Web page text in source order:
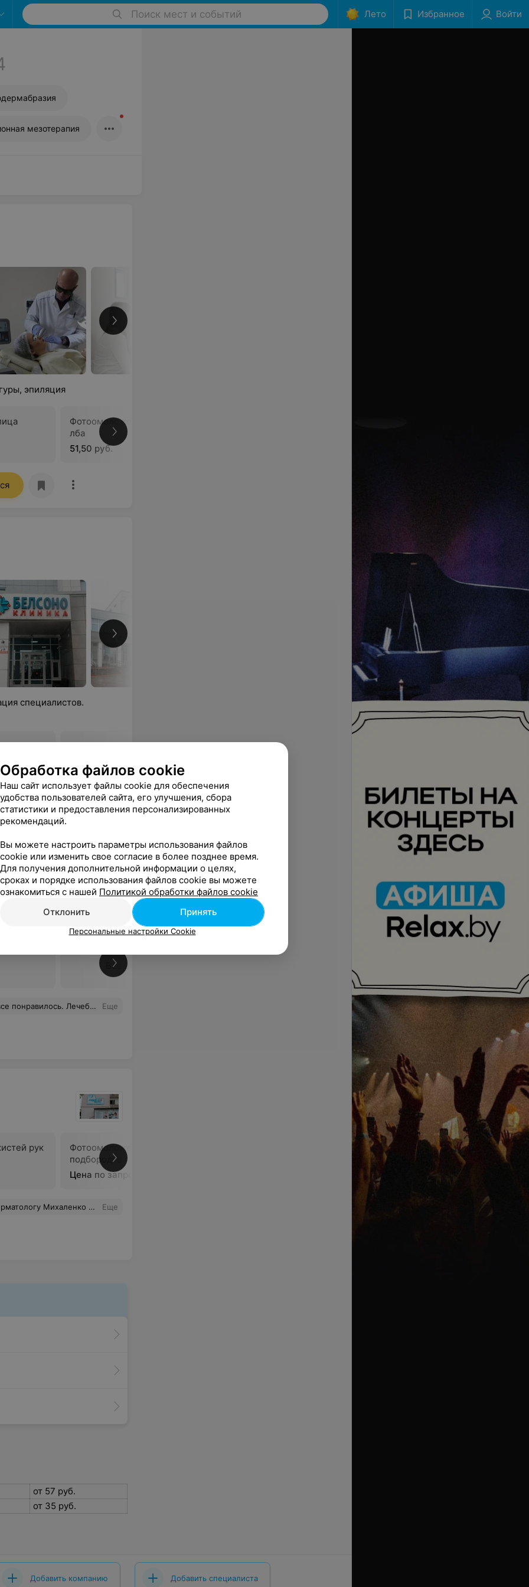
Поиск мест и событий Лето Избранное Войти
мезотерапия
эпиляция
Фотоомоложение в области
лба
51,50 руб.
Подробнее
специалистов.
Фотоомоложение области
уточняйте
Фотоомоложение передней
уточняйте
но зависит больше от людей, которые туда обращаются!
Все цены
Все цены
на процедуры спокойно, а детей в игровую комнату на час отдать можно было. Хотя бы на летний период. Вот читала в отзывах, что мало рекламы. Да по сравнению с тем, что раньше в интернете вообще не было ни какой информации об этом санатории, то сейчас сразу нашла всё, что нужно. Наконец-то руководство решило идти в ногу со временем. Респект за это. А, в общем, впечатление от отдыха сложилось хорошее. Еще
рук
Фотоомоложение
подбородка
Цена по запросу
Фотоомоложение декольте
Цена по запросу
за их профессионализм и доброе отношение! Еще
от 57 руб.
от 35 руб.
Добавить компанию Добавить специалиста
Обработка файлов cookie
Наш сайт использует файлы cookie для обеспечения
удобства пользователей сайта, его улучшения, сбора
статистики и предоставления персонализированных
рекомендаций.
Вы можете настроить параметры использования файлов
cookie или изменить свое согласие в более позднее время.
Для получения дополнительной информации о целях,
сроках и порядке использования файлов cookie вы можете
ознакомиться с нашей Политикой обработки файлов cookie
Отклонить
Принять
Персональные настройки Cookie